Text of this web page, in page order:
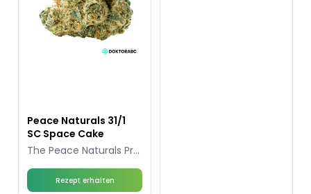
Peace Naturals 31/1
SC Space Cake
The Peace Naturals Project Inc.
Rezept erhalten